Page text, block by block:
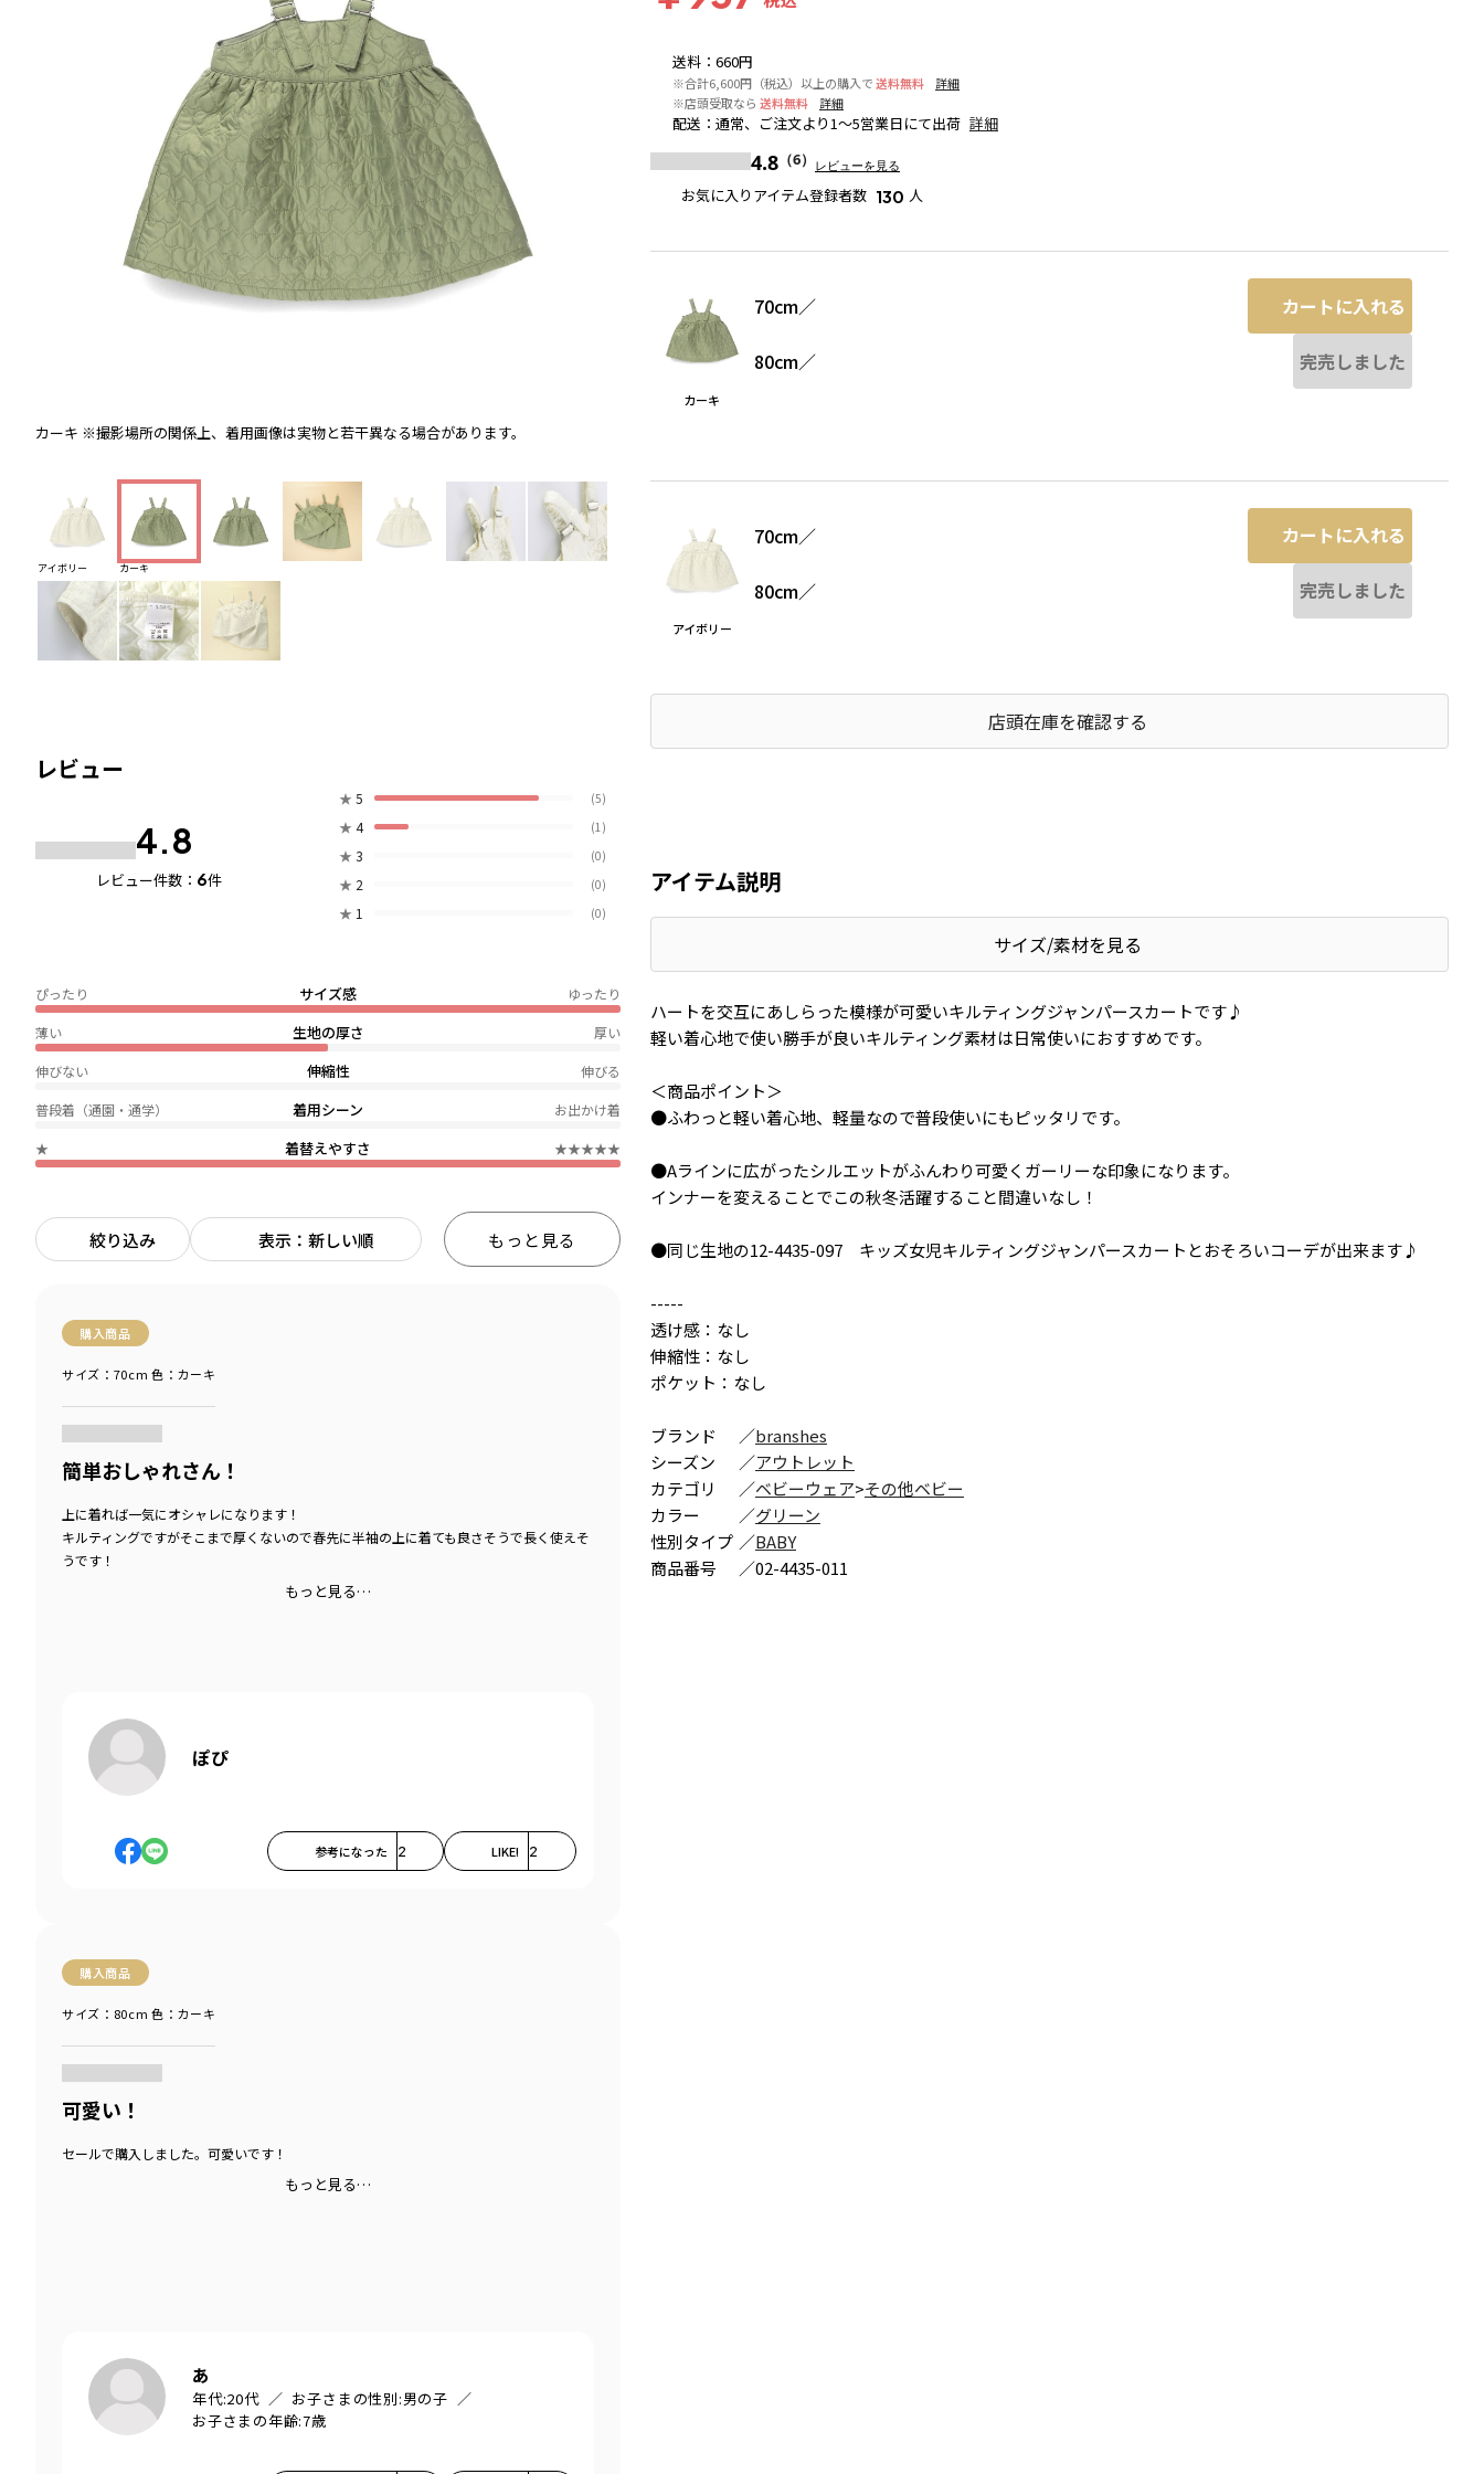
カーキ ※撮影場所の関係上、着用画像は実物と若干異なる場合があります。
アイボリー カーキ
レビュー
4.8
レビュー件数： 6件
★ 5 (5)
★ 4 (1)
★ 3 (0)
★ 2 (0)
★ 1 (0)
サイズ感
ぴったり ゆったり
生地の厚さ
薄い 厚い
伸縮性
伸びない 伸びる
着用シーン
普段着（通園・通学） お出かけ着
着替えやすさ
★ ★★★★★
絞り込み 表示：新しい順 もっと見る
購入商品
サイズ：70cm 色：カーキ
簡単おしゃれさん！
上に着れば一気にオシャレになります！
キルティングですがそこまで厚くないので春先に半袖の上に着ても良さそうで長く使えそ
うです！
もっと見る…
ぽぴ
参考になった 2 LIKE! 2
購入商品
サイズ：80cm 色：カーキ
可愛い！
セールで購入しました。可愛いです！
もっと見る…
あ
年代:20代 お子さまの性別:男の子
お子さまの年齢:7歳
送料 ： 660円
※合計6,600円（税込）以上の購入で送料無料
詳細
※店頭受取なら 送料無料 詳細
配送 ： 通常、ご注文より1～5営業日にて出荷 詳細
4.8 （6） レビューを見る
お気に入りアイテム登録者数 130 人
カーキ
70cm／ カートに入れる
80cm／ 完売しました
アイボリー
70cm／ カートに入れる
80cm／ 完売しました
店頭在庫を確認する
アイテム説明
サイズ/素材を見る
ハートを交互にあしらった模様が可愛いキルティングジャンパースカートです♪
軽い着心地で使い勝手が良いキルティング素材は日常使いにおすすめです。
＜商品ポイント＞
●ふわっと軽い着心地、軽量なので普段使いにもピッタリです。
●Aラインに広がったシルエットがふんわり可愛くガーリーな印象になります。
インナーを変えることでこの秋冬活躍すること間違いなし！
●同じ生地の12-4435-097 キッズ女児キルティングジャンパースカートとおそろいコーデが出来ます♪
-----
透け感：なし
伸縮性：なし
ポケット：なし
ブランド ／branshes
シーズン
／アウトレット
カテゴリ
／ベビーウェア>その他ベビー
カラー
／グリーン
性別タイプ ／BABY
商品番号
／02-4435-011